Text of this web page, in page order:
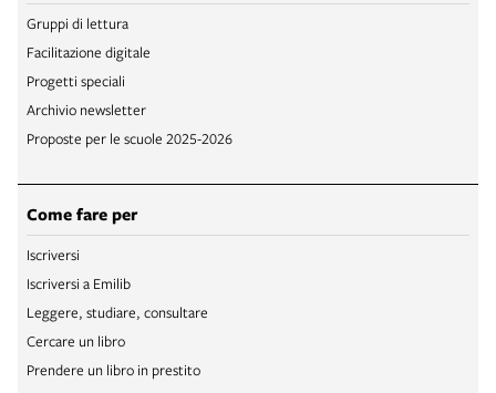
Gruppi di lettura
Facilitazione digitale
Progetti speciali
Archivio newsletter
Proposte per le scuole 2025-2026
Come fare per
Iscriversi
Iscriversi a Emilib
Leggere, studiare, consultare
Cercare un libro
Prendere un libro in prestito